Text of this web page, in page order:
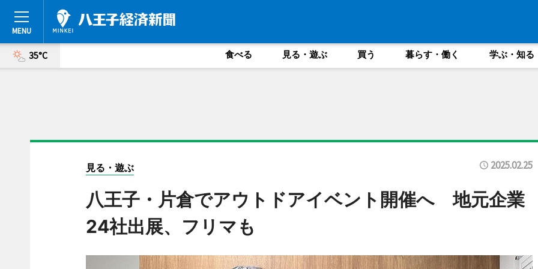
35°C 食べる 見る・遊ぶ 買う 暮らす・働く 学ぶ・知る
見る・遊ぶ 2025.02.25
八王子・片倉でアウトドアイベント開催へ 地元企業
24社出展、フリマも